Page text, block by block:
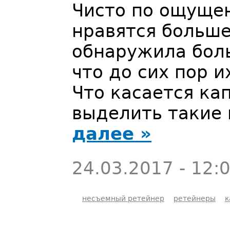
Чисто по
нравятся
обнаружила
что до сих пор
Что касается
выделить
далее »
24.03.2017 -
несъемный ретейнер ретейнеры